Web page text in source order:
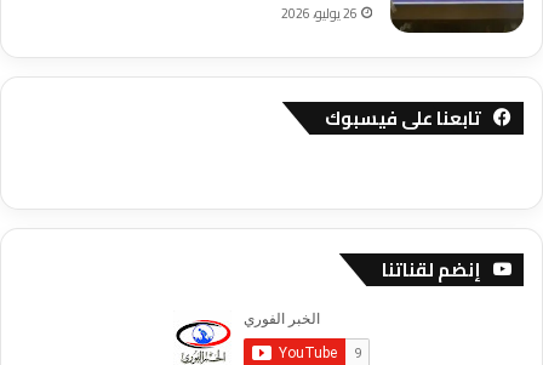
26 يوليو، 2026
تابعنا على فيسبوك
إنضم لقناتنا